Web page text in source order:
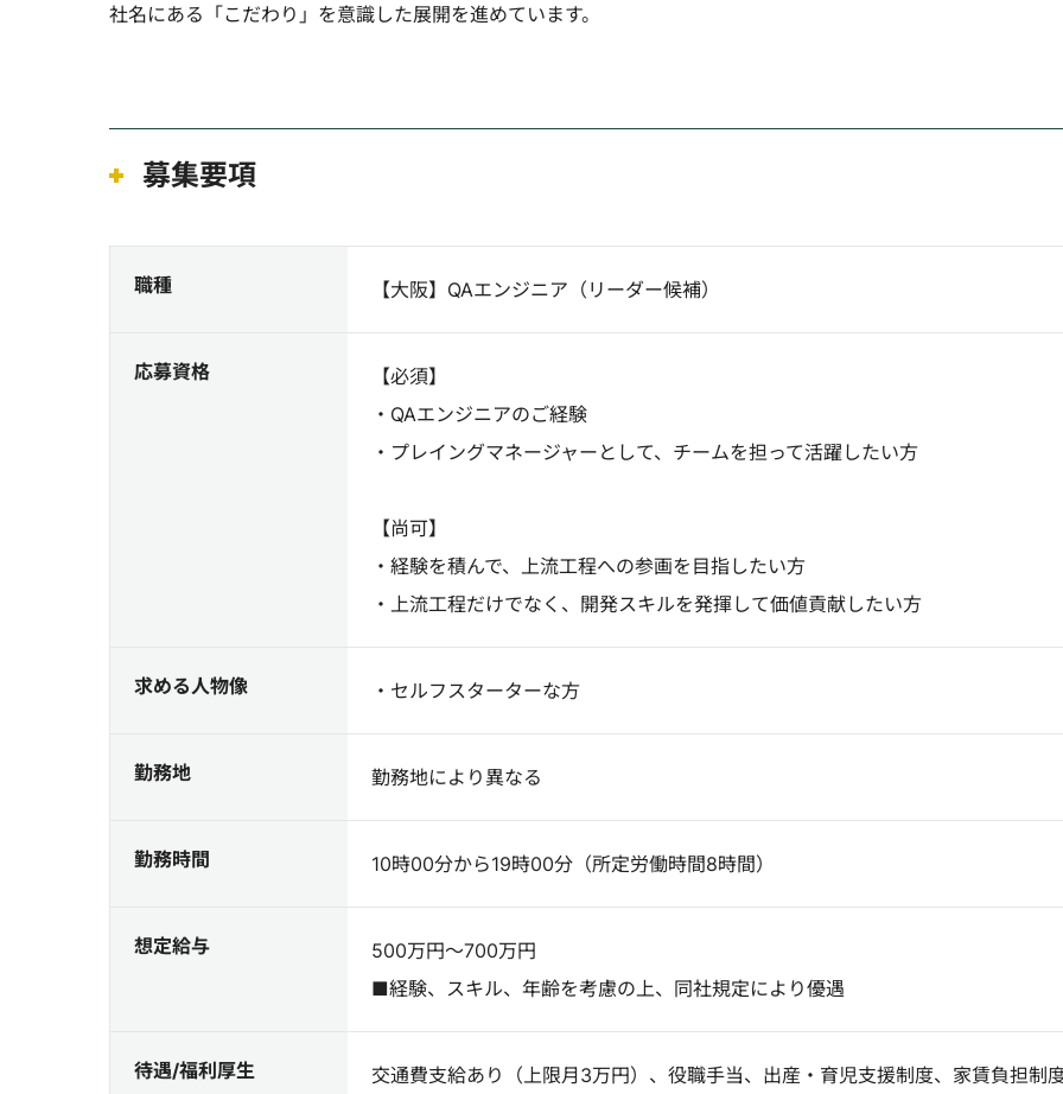
社名にある「こだわり」を意識した展開を進めています。
募集要項
職種 【大阪】QAエンジニア（リーダー候補）
応募資格
【必須】
・QAエンジニアのご経験
・プレイングマネージャーとして、チームを担って活躍したい方
【尚可】
・経験を積んで、上流工程への参画を目指したい方
・上流工程だけでなく、開発スキルを発揮して価値貢献したい方
求める人物像 ・セルフスターターな方
勤務地 勤務地により異なる
勤務時間 10時00分から19時00分（所定労働時間8時間）
想定給与
500万円～700万円
■経験、スキル、年齢を考慮の上、同社規定により優遇
待遇/福利厚生
交通費支給あり（上限月3万円）、役職手当、出産・育児支援制度、家賃負担制